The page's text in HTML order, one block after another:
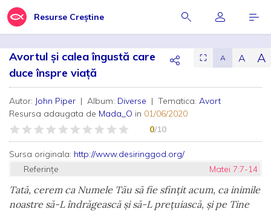
Resurse Creștine
Avortul și calea îngustă care
duce înspre viață
⛶ A A A
Autor: John Piper | Album: Diverse | Tematica: Avort
Resursa adaugata de Mada_O in 01/06/2020
0/10
Sursa originala: http://www.desiringgod.org/
Referințe
Matei 7:7-14
Tată, cerem ca Numele Tău să fie sfințit acum, ca inimile
noastre să-L îndrăgească și să-L prețuiască, și pe Tine